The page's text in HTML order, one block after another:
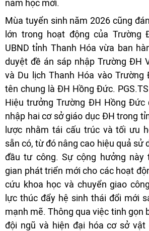
năm học mới.
Mùa tuyển sinh năm 2026 cũng
lớn trong hoạt động của Trường
UBND tỉnh Thanh Hóa vừa ban
duyệt đề án sáp nhập Trường ĐH
và Du lịch Thanh Hóa vào
tên chung là ĐH Hồng Đức.
Hiệu trưởng Trường ĐH Hồng Đức
nhập hai cơ sở giáo dục ĐH trong
lược nhằm tái cấu trúc và tối ưu
sẵn có, từ đó nâng cao hiệu quả sử
đầu tư công. Sự cộng hưởng này
gian phát triển mới cho các hoạt
cứu khoa học và chuyển giao
lực thúc đẩy hệ sinh thái đổi mới
mạnh mẽ. Thông qua việc tinh gọn
đội ngũ và hiện đại hóa cơ sở vật